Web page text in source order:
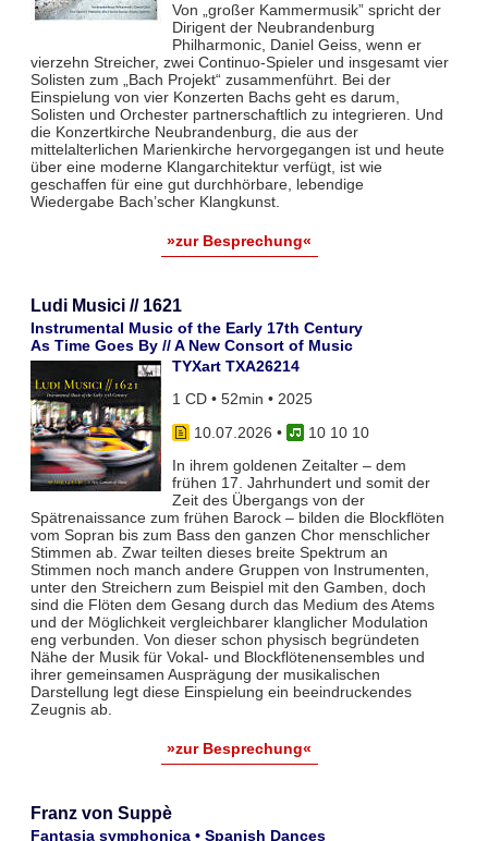
Von „großer Kammermusik” spricht der
Dirigent der Neubrandenburg
Philharmonic, Daniel Geiss, wenn er
vierzehn Streicher, zwei Continuo-Spieler und insgesamt vier
Solisten zum „Bach Projekt“ zusammenführt. Bei der
Einspielung von vier Konzerten Bachs geht es darum,
Solisten und Orchester partnerschaftlich zu integrieren. Und
die Konzertkirche Neubrandenburg, die aus der
mittelalterlichen Marienkirche hervorgegangen ist und heute
über eine moderne Klangarchitektur verfügt, ist wie
geschaffen für eine gut durchhörbare, lebendige
Wiedergabe Bach’scher Klangkunst.
»zur Besprechung«
Ludi Musici // 1621
Instrumental Music of the Early 17th Century
As Time Goes By // A New Consort of Music
TYXart TXA26214
1 CD • 52min • 2025
10.07.2026 •
10 10 10
In ihrem goldenen Zeitalter – dem
frühen 17. Jahrhundert und somit der
Zeit des Übergangs von der
Spätrenaissance zum frühen Barock – bilden die Blockflöten
vom Sopran bis zum Bass den ganzen Chor menschlicher
Stimmen ab. Zwar teil­ten dieses breite Spektrum an
Stimmen noch manch andere Gruppen von Instrumenten,
unter den Streichern zum Bei­spiel mit den Gamben, doch
sind die Flöten dem Gesang durch das Medium des Atems
und der Möglichkeit vergleich­barer klanglicher Modulation
eng verbunden. Von dieser schon physisch begründeten
Nähe der Musik für Vokal- und Blockflö­tenensembles und
ihrer gemeinsamen Ausprägung der musikalischen
Darstellung legt diese Einspielung ein beeindruckendes
Zeugnis ab.
»zur Besprechung«
Franz von Suppè
Fantasia symphonica • Spanish Dances